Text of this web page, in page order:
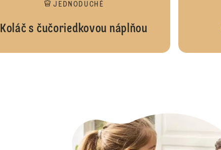
JEDNODUCHÉ
Koláč s čučoriedkovou náplňou